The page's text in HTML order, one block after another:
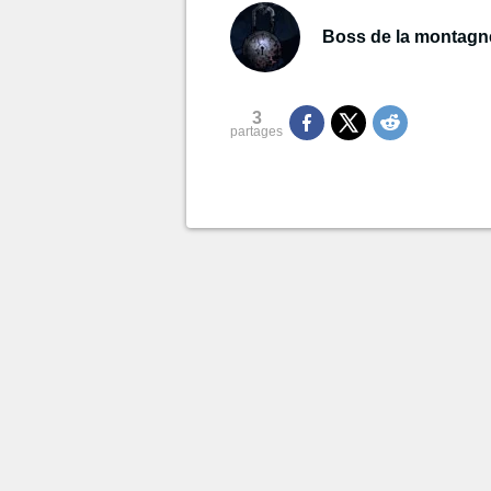
Boss de la
3
partages